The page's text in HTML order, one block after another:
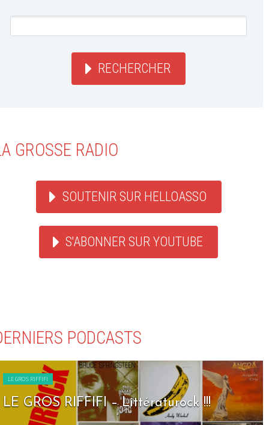
RECHERCHER
GROSSE RADIO
SOUTENIR SUR HELLOASSO
S'ABONNER SUR YOUTUBE
PODCASTS
LE GROS RIFFIFI
LE GROS RIFFIFI – Littératurock !!!